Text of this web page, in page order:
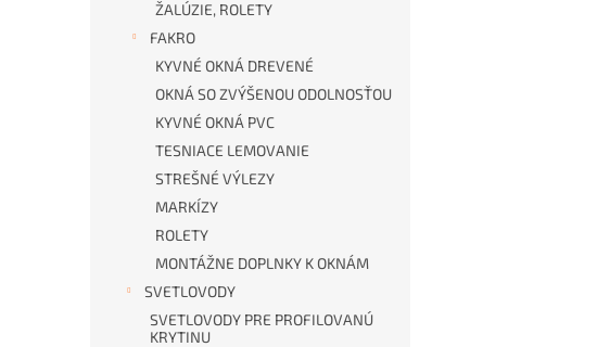
ŽALÚZIE, ROLETY
FAKRO
KYVNÉ OKNÁ DREVENÉ
OKNÁ SO ZVÝŠENOU ODOLNOSŤOU
KYVNÉ OKNÁ PVC
TESNIACE LEMOVANIE
STREŠNÉ VÝLEZY
MARKÍZY
ROLETY
MONTÁŽNE DOPLNKY K OKNÁM
SVETLOVODY
SVETLOVODY PRE PROFILOVANÚ
KRYTINU